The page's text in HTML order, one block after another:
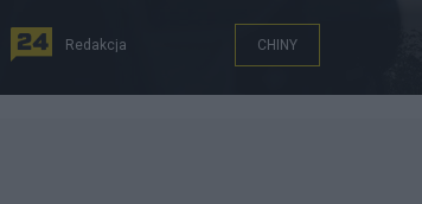
Redakcja CHINY